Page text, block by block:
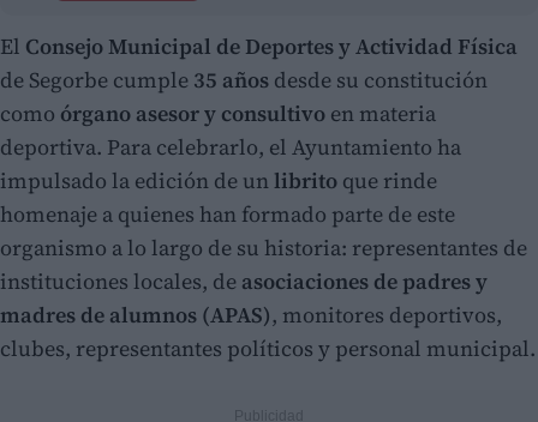
El Consejo Municipal de Deportes y Actividad Física
de Segorbe cumple 35 años desde su constitución
como órgano asesor y consultivo en materia
deportiva. Para celebrarlo, el Ayuntamiento ha
impulsado la edición de unlibrito que rinde
homenaje a quienes han formado parte de este
organismo a lo largo de su historia: representantes de
instituciones locales, de asociaciones de padres y
madres de alumnos (APAS), monitores deportivos,
clubes, representantes políticos y personal municipal.